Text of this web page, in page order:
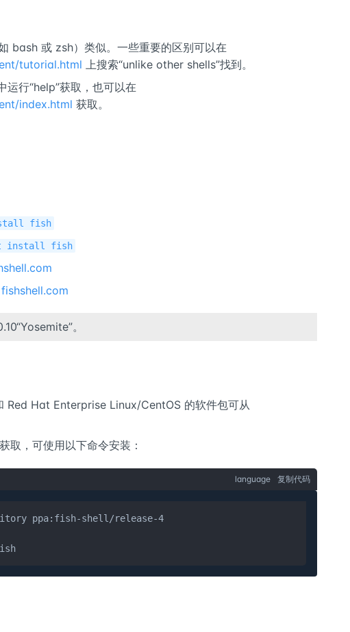
bash 或 zsh）类似。一些重要的区别可以在
tutorial.html 上搜索“unlike other shells”找到。
行“help”获取，也可以在
index.html 获取。
fish
install fish
fishshell.com
。
Red Hat Enterprise Linux/CentOS 的软件包可从
获取，可使用以下命令安装：
language 复制代码
ppa:fish-shell/release-4